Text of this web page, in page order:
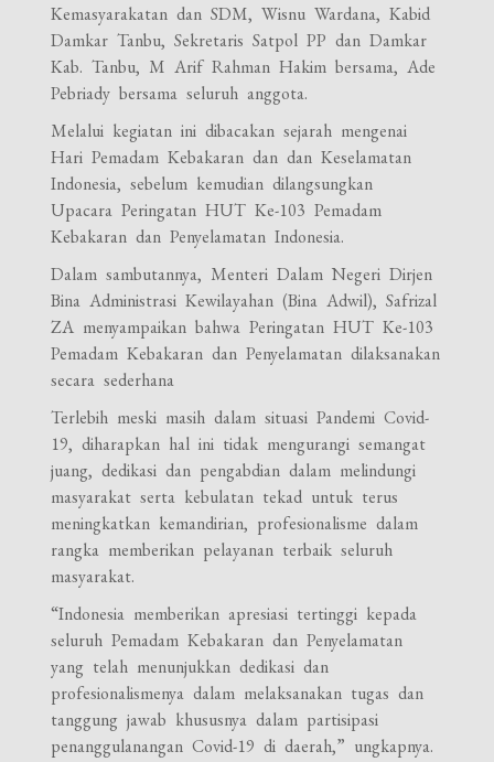
Kemasyarakatan dan SDM, Wisnu Wardana, Kabid
Damkar Tanbu, Sekretaris Satpol PP dan Damkar
Kab. Tanbu, M Arif Rahman Hakim bersama, Ade
Pebriady bersama seluruh anggota.
Melalui kegiatan ini dibacakan sejarah mengenai
Hari Pemadam Kebakaran dan dan Keselamatan
Indonesia, sebelum kemudian dilangsungkan
Upacara Peringatan HUT Ke-103 Pemadam
Kebakaran dan Penyelamatan Indonesia.
Dalam sambutannya, Menteri Dalam Negeri Dirjen
Bina Administrasi Kewilayahan (Bina Adwil), Safrizal
ZA menyampaikan bahwa Peringatan HUT Ke-103
Pemadam Kebakaran dan Penyelamatan dilaksanakan
secara sederhana
Terlebih meski masih dalam situasi Pandemi Covid-
19, diharapkan hal ini tidak mengurangi semangat
juang, dedikasi dan pengabdian dalam melindungi
masyarakat serta kebulatan tekad untuk terus
meningkatkan kemandirian, profesionalisme dalam
rangka memberikan pelayanan terbaik seluruh
masyarakat.
“Indonesia memberikan apresiasi tertinggi kepada
seluruh Pemadam Kebakaran dan Penyelamatan
yang telah menunjukkan dedikasi dan
profesionalismenya dalam melaksanakan tugas dan
tanggung jawab khususnya dalam partisipasi
penanggulanangan Covid-19 di daerah,” ungkapnya.